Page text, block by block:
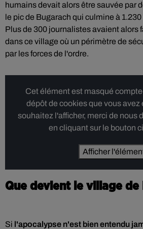
humains devait alors être sauvée par
le pic de Bugarach qui culmine à
Plus de 300 journalistes avaient alors
dans ce village où un périmètre de
par les forces de l'ordre.
Cet élément est masqué
dépôt de cookies que vous avez
souhaitez l'afficher, merci de nous
en cliquant sur le bouton
Afficher
Que devient le village de
Si l'apocalypse n'est bien entendu